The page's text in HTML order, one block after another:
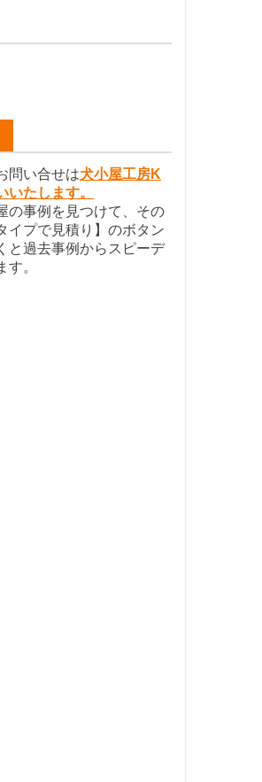
問い合せは犬小屋工房K
たします。
の事例を見つけて、その
イプで見積り】のボタン
と過去事例からスピーデ
す。